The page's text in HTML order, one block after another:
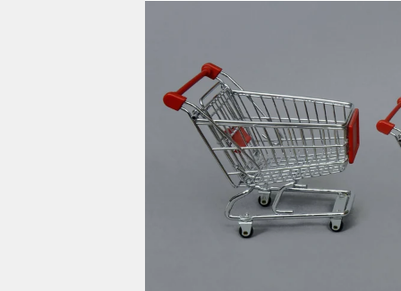
veranstaltungen
shop
fragen & hilfe
unterstützen